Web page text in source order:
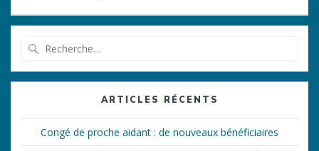
:
ARTICLES RÉCENTS
Congé de proche aidant : de nouveaux bénéficiaires